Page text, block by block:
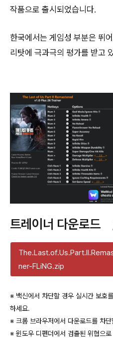
작품으로 출시되었습니다.
한국에서는 게임성 부분은 뛰
리탓에 극과극의 평가를 받고
트레이너 다운로
ner-FLiNG.zip
※ 백신에서 차단할 경우 실시간 보호
하세요.
※ 크롬 브라우저에서 다운로드를 차
※ 윈도우 디펜더에서 검출된 위협으